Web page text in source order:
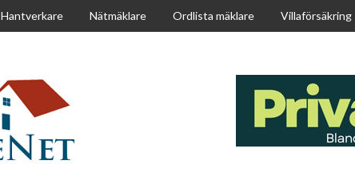
Hantverkare Nätmäklare Ordlista mäklare Villaförsäkring